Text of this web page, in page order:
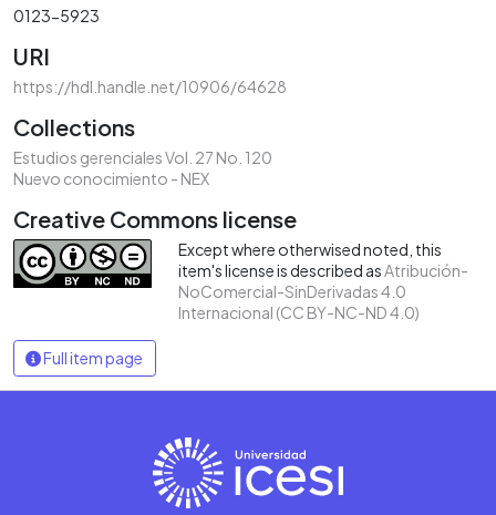
0123-5923
URI
https://hdl.handle.net/10906/64628
Collections
Estudios gerenciales Vol. 27 No. 120
Nuevo conocimiento - NEX
Creative Commons license
Except where otherwised noted, this
item's license is described asAtribución-
NoComercial-SinDerivadas 4.0
Internacional (CC BY-NC-ND 4.0)
Full item page